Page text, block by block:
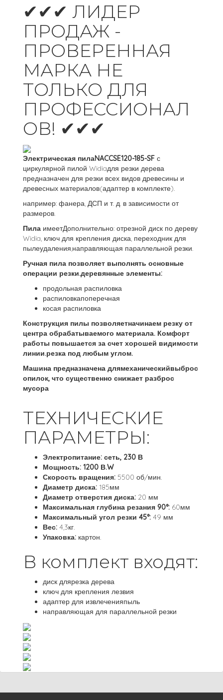
✔✔✔ ЛИДЕР
ПРОДАЖ -
ПРОВЕРЕННАЯ
МАРКА НЕ
ТОЛЬКО ДЛЯ
ПРОФЕССИОНАЛ
ОВ! ✔✔✔
Электрическая пилаNACCSE120-185-SF с
циркулярной пилой Widiaдля резки дерева
предназначен для резки всех видов древесины и
древесных материалов(адаптер в комплекте).
например: фанера, ДСП и т. д. в зависимости от
размеров.
Пила имеетДополнительно: отрезной диск по дереву
Widia, ключ для крепления диска, переходник для
пылеудаления,направляющая параллельной резки.
Ручная пила позволяет выполнять основные
операции резки.деревянные элементы:
продольная распиловка
распиловкапоперечная
косая распиловка
Конструкция пилы позволяетначинаем резку от
центра обрабатываемого материала. Комфорт
работы повышается за счет хорошей видимости
линии.резка под любым углом.
Машина предназначена длямеханическийвыброс
опилок, что существенно снижает разброс
мусора
ТЕХНИЧЕСКИЕ
ПАРАМЕТРЫ:
Электропитание: сеть, 230 В
Мощность: 1200 В.W
Скорость вращения: 5500 об/мин.
Диаметр диска: 185мм
Диаметр отверстия диска: 20 мм
Максимальная глубина резания 90°: 60мм
Максимальный угол резки 45°: 49 мм
Вес: 4,3кг.
Упаковка: картон.
В комплект входят:
диск длярезка дерева
ключ для крепления лезвия
адаптер для извлеченияпыль
направляющая для параллельной резки